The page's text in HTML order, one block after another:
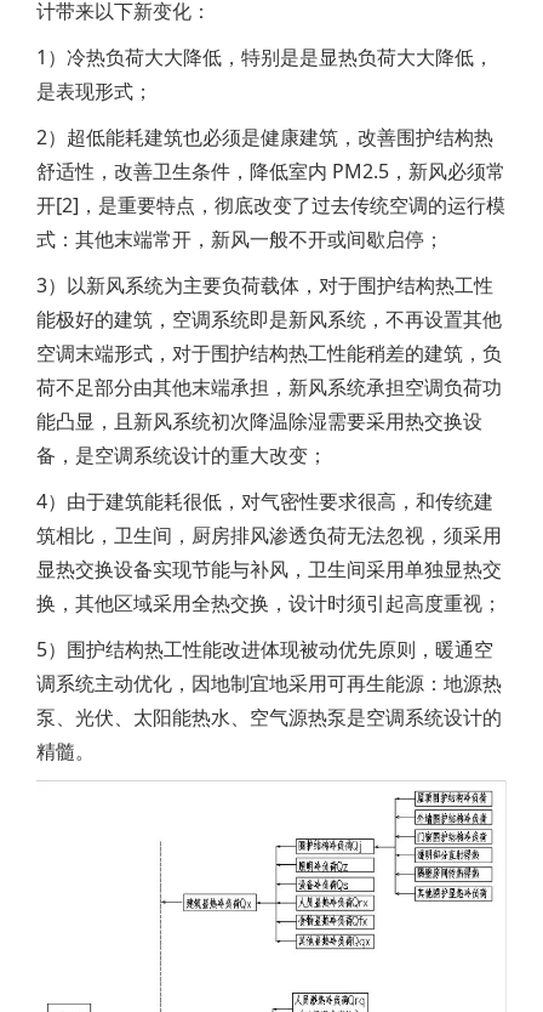
计带来以下新变化：
1）冷热负荷大大降低，特别是是显热负荷大大降低，
是表现形式；
2）超低能耗建筑也必须是健康建筑，改善围护结构热
舒适性，改善卫生条件，降低室内 PM2.5，新风必须常
开[2]，是重要特点，彻底改变了过去传统空调的运行模
式：其他末端常开，新风一般不开或间歇启停；
3）以新风系统为主要负荷载体，对于围护结构热工性
能极好的建筑，空调系统即是新风系统，不再设置其他
空调末端形式，对于围护结构热工性能稍差的建筑，负
荷不足部分由其他末端承担，新风系统承担空调负荷功
能凸显，且新风系统初次降温除湿需要采用热交换设
备，是空调系统设计的重大改变；
4）由于建筑能耗很低，对气密性要求很高，和传统建
筑相比，卫生间，厨房排风渗透负荷无法忽视，须采用
显热交换设备实现节能与补风，卫生间采用单独显热交
换，其他区域采用全热交换，设计时须引起高度重视；
5）围护结构热工性能改进体现被动优先原则，暖通空
调系统主动优化，因地制宜地采用可再生能源：地源热
泵、光伏、太阳能热水、空气源热泵是空调系统设计的
精髓。